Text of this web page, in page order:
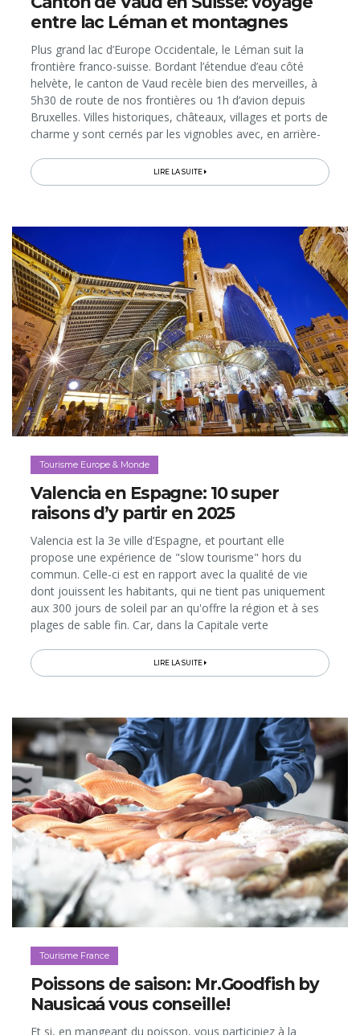
entre lac Léman et montagnes
Plus grand lac d’Europe Occidentale, le Léman suit la
frontière franco-suisse. Bordant l’étendue d’eau côté
helvète, le canton de Vaud recèle bien des merveilles, à
5h30 de route de nos frontières ou 1h d’avion depuis
Bruxelles. Villes historiques, châteaux, villages et ports de
charme y sont cernés par les vignobles avec, en arrière-
LIRE LA SUITE
Tourisme Europe & Monde
Valencia en Espagne: 10 super
raisons d’y partir en 2025
Valencia est la 3e ville d’Espagne, et pourtant elle
propose une expérience de "slow tourisme" hors du
commun. Celle-ci est en rapport avec la qualité de vie
dont jouissent les habitants, qui ne tient pas uniquement
aux 300 jours de soleil par an qu'offre la région et à ses
plages de sable fin. Car, dans la Capitale verte
superbes quartiers...
LIRE LA SUITE
Tourisme France
Poissons de saison: Mr.Goodfish by
Nausicaá vous conseille!
Et si, en mangeant du poisson, vous participiez à la